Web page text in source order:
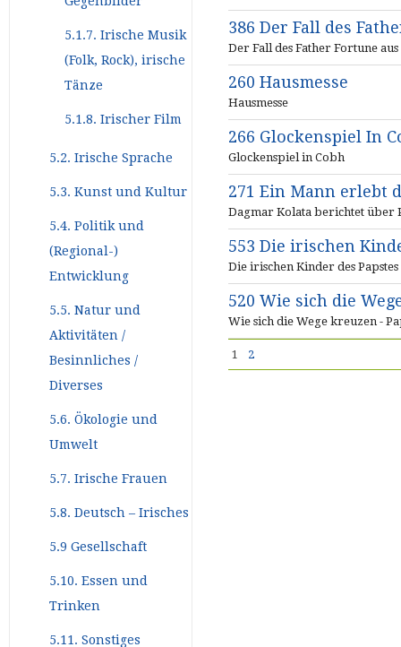
386 Der Fall des
Der Fall des Father Fortune
260 Hausmesse
Hausmesse
266 Glockenspiel In
Glockenspiel in Cobh
271 Ein Mann erlebt
Dagmar Kolata berichtet über
553 Die irischen
Die irischen Kinder des Papstes
520 Wie sich die
Wie sich die Wege kreuzen -
1 2
5.1.7. Irische Musik
(Folk, Rock), irische
Tänze
5.1.8. Irischer Film
5.2. Irische Sprache
5.3. Kunst und Kultur
5.4. Politik und
(Regional-)
Entwicklung
5.5. Natur und
Aktivitäten /
Besinnliches /
Diverses
5.6. Ökologie und
Umwelt
5.7. Irische Frauen
5.8. Deutsch – Irisches
5.9 Gesellschaft
5.10. Essen und
Trinken
5.11. Sonstiges